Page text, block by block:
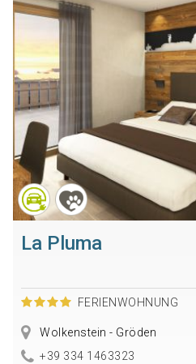
La Pluma
FERIENWOHNUNG
Wolkenstein - Gröden
+39 334 1463323